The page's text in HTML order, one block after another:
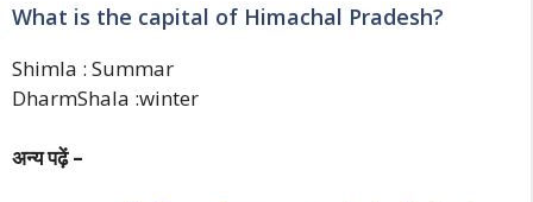
What is the capital of Himachal Pradesh?
Shimla : Summar
DharmShala :winter
अन्य पढ़ें –